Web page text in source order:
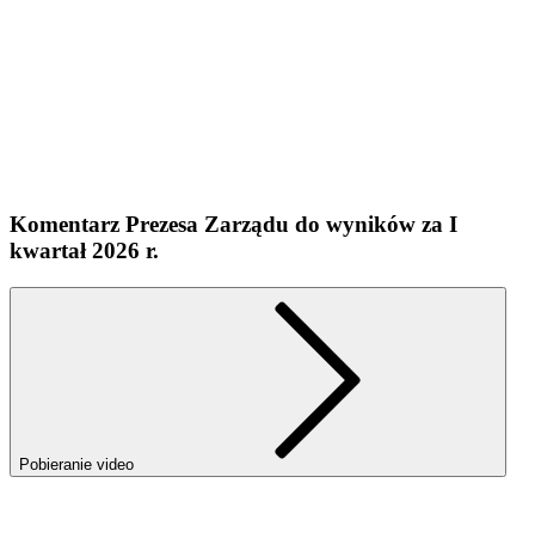
Komentarz Prezesa Zarządu do wyników za I
kwartał 2026 r.
Pobieranie video